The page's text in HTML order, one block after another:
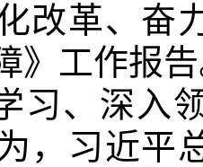
改革、奋
》工作报
习、深入
，习近平